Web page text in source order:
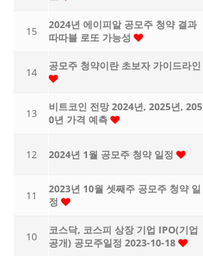
15
2024년 에이피알 공모주 청약 결과
따따블 로또 가능성
14
공모주 청약이란 초보자 가이드라인
13
비트코인 전망 2024년, 2025년, 205
0년 가격 예측
12 2024년 1월 공모주 청약 일정
11
2023년 10월 셋째주 공모주 청약 일
정
10
코스닥, 코스피 상장 기업 IPO(기업
공개) 공모주일정 2023-10-18